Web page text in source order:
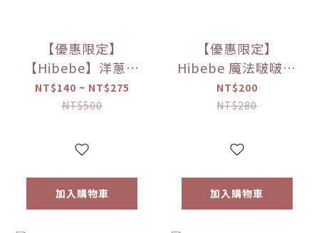
【優惠限定】
【Hibebe】洋蔥蘋
果魚湯250ml/包｜
2包/盒｜虱目魚湯
6m+｜常溫｜【優
NT$140 ~ NT$275
NT$500
加入購物車
【優惠限定】
Hibebe 魔法啵啵棒
牛奶/草莓/起司/藍
莓葡萄/芒果(150g/
NT$200
NT$280
加入購物車